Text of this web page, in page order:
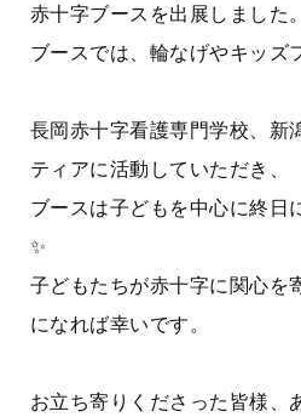
赤十字ブースを出展しました。
ブースでは、輪なげやキッズ
長岡赤十字看護専門学校、新
ティアに活動していただき、
ブースは子どもを中心に終日
✨️
子どもたちが赤十字に関心を
になれば幸いです。
お立ち寄りくださった皆様、